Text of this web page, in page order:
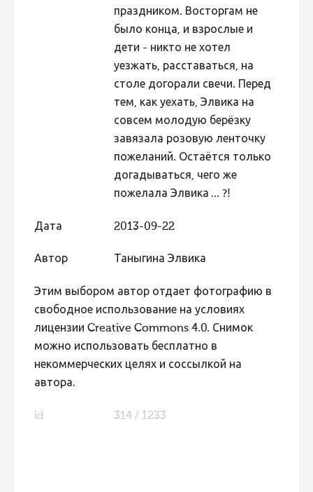
праздником. Восторгам не
было конца, и взрослые и
дети - никто не хотел
уезжать, расставаться, на
столе догорали свечи. Перед
тем, как уехать, Элвика на
совсем молодую берёзку
завязала розовую ленточку
пожеланий. Остаётся только
догадываться, чего же
пожелала Элвика ... ?!
Дата 2013-09-22
Автор Таныгина Элвика
Этим выбором автор отдает фотографию в
свободное использование на условиях
лицензии Creative Commons 4.0. Снимок
можно использовать бесплатно в
некоммерческих целях и соссылкой на
автора.
id 314 / 1233